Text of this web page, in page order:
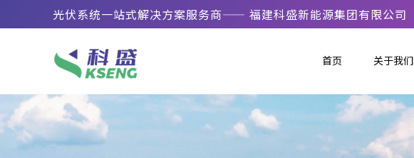
光伏系统一站式解决方案服务商—— 福建科盛新能源集团有限公司
首页 关于我们